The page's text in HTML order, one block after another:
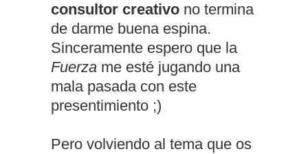
consultor creativo no termina
de darme buena espina.
Sinceramente espero que la
Fuerza me esté jugando una
mala pasada con este
presentimiento ;)
Pero volviendo al tema que os